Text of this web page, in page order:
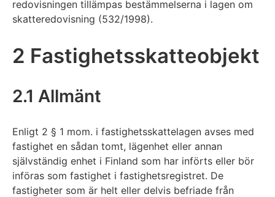
redovisningen tillämpas bestämmelserna i lagen om
skatteredovisning (532/1998).
2 Fastighetsskatteobjekt
2.1 Allmänt
Enligt 2 § 1 mom. i fastighetsskattelagen avses med
fastighet en sådan tomt, lägenhet eller annan
självständig enhet i Finland som har införts eller bör
införas som fastighet i fastighetsregistret. De
fastigheter som är helt eller delvis befriade från